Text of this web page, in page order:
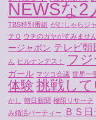
NEWSな2
TBS特別番組 がむしゃらジ
テＱ ウチのガヤがすみません
ージャポン テレビ朝
ん ヒルナンデス！ フ
ガール マツコ会議 世界一
体験 挑戦して
かし 朝日新聞 極限リサーチ
み婚活パーティー
ＢＳ日